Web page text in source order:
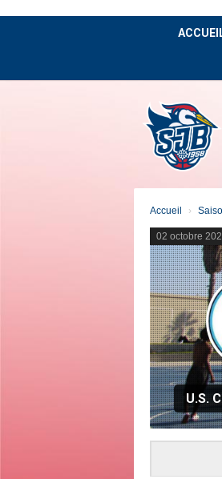
Accueil
02 octobre
U.S.